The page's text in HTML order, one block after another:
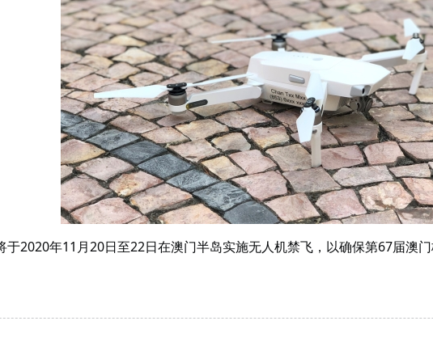
于2020年11月20日至22日在澳门半岛实施无人机禁飞，以确保第67届澳